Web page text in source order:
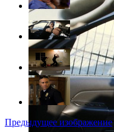
Предыдущее изображение